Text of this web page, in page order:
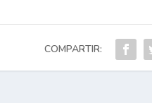
COMPARTIR: